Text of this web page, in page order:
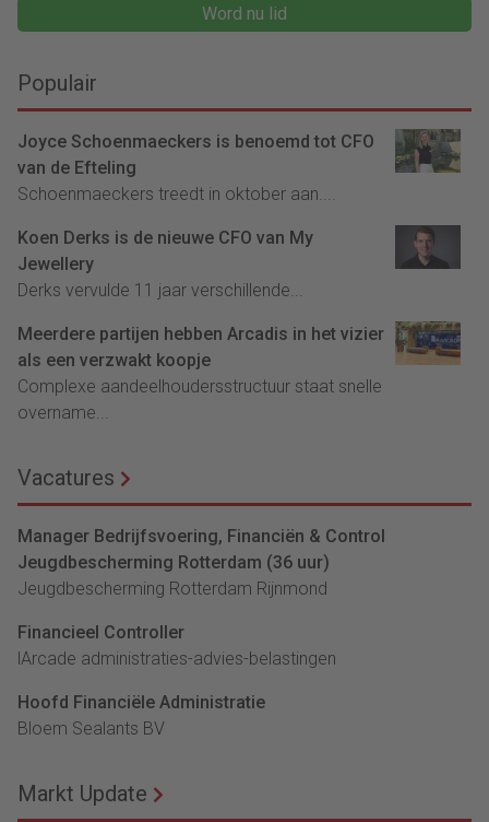
Word nu lid
Populair
Joyce Schoenmaeckers is benoemd tot CFO
van de Efteling
Schoenmaeckers treedt in oktober aan....
Koen Derks is de nieuwe CFO van My
Jewellery
Derks vervulde 11 jaar verschillende...
Meerdere partijen hebben Arcadis in het vizier
als een verzwakt koopje
Complexe aandeelhoudersstructuur staat snelle
overname...
Vacatures
Manager Bedrijfsvoering, Financiën & Control
Jeugdbescherming Rotterdam (36 uur)
Jeugdbescherming Rotterdam Rijnmond
Financieel Controller
lArcade administraties-advies-belastingen
Hoofd Financiële Administratie
Bloem Sealants BV
Markt Update